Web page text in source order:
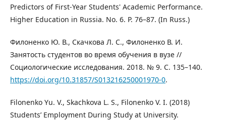
Predictors of First-Year Students' Academic Performance.
Higher Education in Russia. No. 6. P. 76–87. (In Russ.)
Филоненко Ю. В., Скачкова Л. С., Филоненко В. И.
Занятость студентов во время обучения в вузе //
Социологические исследования. 2018. № 9. С. 135–140.
https://doi.org/10.31857/S013216250001970-0.
Filonenko Yu. V., Skachkova L. S., Filonenko V. I. (2018)
Students’ Employment During Study at University.